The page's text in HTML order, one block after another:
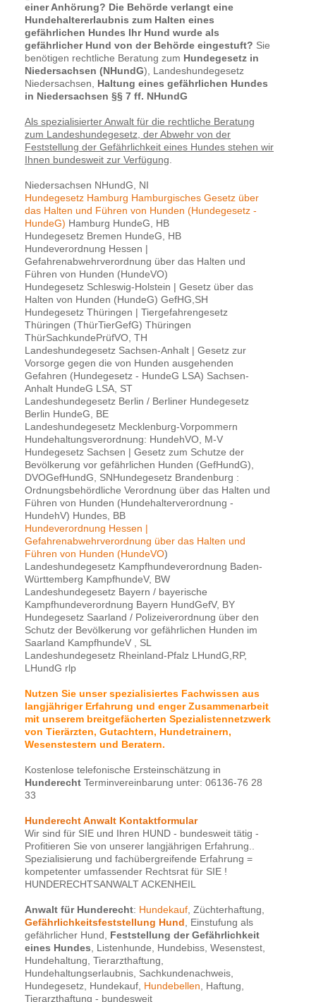
einer Anhörung? Die Behörde verlangt eine
Hundehaltererlaubnis zum Halten eines
gefährlichen Hundes Ihr Hund wurde als
gefährlicher Hund von der Behörde eingestuft? Sie
benötigen rechtliche Beratung zum Hundegesetz in
Niedersachsen (NHundG), Landeshundegesetz
Niedersachsen, Haltung eines gefährlichen Hundes
in Niedersachsen §§ 7 ff. NHundG
Als spezialisierter Anwalt für die rechtliche Beratung
zum Landeshundegesetz, der Abwehr von der
Feststellung der Gefährlichkeit eines Hundes stehen wir
Ihnen bundesweit zur Verfügung
Niedersachsen NHundG, NI
Hundegesetz Hamburg Hamburgisches Gesetz über
das Halten und Führen von Hunden (Hundegesetz -
HundeG) Hamburg HundeG, HB
Hundegesetz Bremen HundeG, HB
Hundeverordnung Hessen |
Gefahrenabwehrverordnung über das Halten und
Führen von Hunden (HundeVO)
Hundegesetz Schleswig-Holstein | Gesetz über das
Halten von Hunden (HundeG) GefHG,SH
Hundegesetz Thüringen | Tiergefahrengesetz
Thüringen (ThürTierGefG) Thüringen
ThürSachkundePrüfVO, TH
Landeshundegesetz Sachsen-Anhalt | Gesetz zur
Vorsorge gegen die von Hunden ausgehenden
Gefahren (Hundegesetz - HundeG LSA) Sachsen-
Anhalt HundeG LSA, ST
Landeshundegesetz Berlin / Berliner Hundegesetz
Berlin HundeG, BE
Landeshundegesetz Mecklenburg-Vorpommern
Hundehaltungsverordnung: HundehVO, M-V
Hundegesetz Sachsen | Gesetz zum Schutze der
Bevölkerung vor gefährlichen Hunden (GefHundG),
DVOGefHundG, SNHundegesetz Brandenburg :
Ordnungsbehördliche Verordnung über das Halten und
Führen von Hunden (Hundehalterverordnung -
HundehV) Hundes, BB
Hundeverordnung Hessen |
Gefahrenabwehrverordnung über das Halten und
Führen von Hunden (HundeVO)
Landeshundegesetz Kampfhundeverordnung Baden-
Württemberg KampfhundeV, BW
Landeshundegesetz Bayern / bayerische
Kampfhundeverordnung Bayern HundGefV, BY
Hundegesetz Saarland / Polizeiverordnung über den
Schutz der Bevölkerung vor gefährlichen Hunden im
Saarland KampfhundeV , SL
Landeshundegesetz Rheinland-Pfalz LHundG,RP,
LHundG rlp
Nutzen Sie unser spezialisiertes Fachwissen aus
langjähriger Erfahrung und enger Zusammenarbeit
mit unserem breitgefächerten Spezialistennetzwerk
von Tierärzten, Gutachtern, Hundetrainern,
Wesenstestern und Beratern.
Kostenlose telefonische Ersteinschätzung in
Hunderecht Terminvereinbarung unter: 06136-76 28
33
Hunderecht Anwalt Kontaktformular
Wir sind für SIE und Ihren HUND - bundesweit tätig -
Profitieren Sie von unserer langjährigen Erfahrung..
Spezialisierung und fachübergreifende Erfahrung =
kompetenter umfassender Rechtsrat für SIE !
HUNDERECHTSANWALT ACKENHEIL
Anwalt für Hunderecht: Hundekauf , Züchterhaftung,
Gefährlichkeitsfeststellung Hund , Einstufung als
gefährlicher Hund, Feststellung der Gefährlichkeit
eines Hundes , Listenhunde, Hundebiss, Wesenstest,
Hundehaltung, Tierarzthaftung,
Hundehaltungserlaubnis, Sachkundenachweis,
Hundegesetz, Hundekauf, Hundebellen , Haftung,
Tierarzthaftung - bundesweit